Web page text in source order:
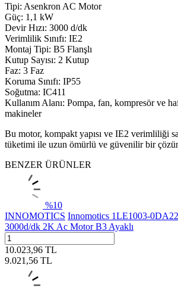
Tipi: Asenkron AC Motor
Güç: 1,1 kW
Devir Hızı: 3000 d/dk
Verimlilik Sınıfı: IE2
Montaj Tipi: B5 Flanşlı
Kutup Sayısı: 2 Kutup
Faz: 3 Faz
Koruma Sınıfı: IP55
Soğutma: IC411
Kullanım Alanı: Pompa, fan, kompresör ve
makineler
Bu motor, kompakt yapısı ve IE2 verimliliği
tüketimi ile uzun ömürlü ve güvenilir bir
BENZER ÜRÜNLER
%10
INNOMOTICS Innomotics 1LE1003-
3000d/dk 2K Ac Motor B3 Ayaklı
10.023,96 TL
9.021,56 TL